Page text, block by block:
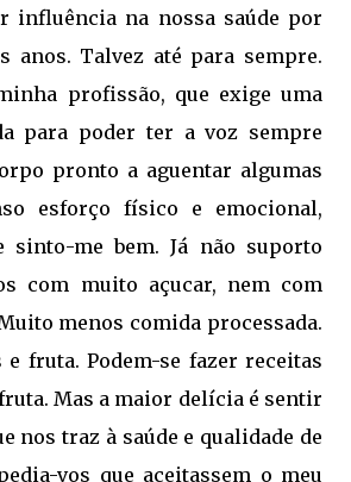
influência na nossa saúde por
anos. Talvez até para sempre.
profissão, que exige uma
para poder ter a voz sempre
pronto a aguentar algumas
esforço físico e emocional,
sinto-me bem. Já não suporto
com muito açucar, nem com
menos comida processada.
fruta. Podem-se fazer receitas
Mas a maior delícia é sentir
nos traz à saúde e qualidade de
vos que aceitassem o meu